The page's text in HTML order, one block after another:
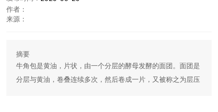
联系我们
作者：
来源：
摘要
牛角包是黄油，片状，由一个分层的酵母发酵的面团。面团是
分层与黄油，卷叠连续多次，然后卷成一片，又被称之为层压